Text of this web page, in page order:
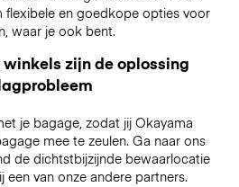
flexibele en goedkope opties voor
waar je ook bent.
zijn de oplossing
je bagage, zodat jij Okayama
mee te zeulen. Ga naar ons
de dichtstbijzijnde bewaarlocatie
een van onze andere partners.